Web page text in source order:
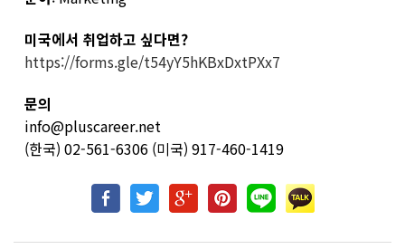
미국에서 취업하고 싶다면?
https://forms.gle/t54yY5hKBxDxtPXx7
문의
info@pluscareer.net
(한국) 02-561-6306 (미국) 917-460-1419